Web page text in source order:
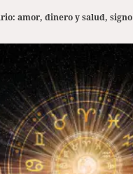
amor, dinero y salud,